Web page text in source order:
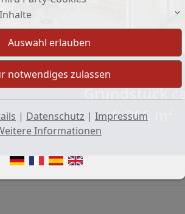
Grundstück
ab 366 m²
| Datenschutz | Impressum
Informationen